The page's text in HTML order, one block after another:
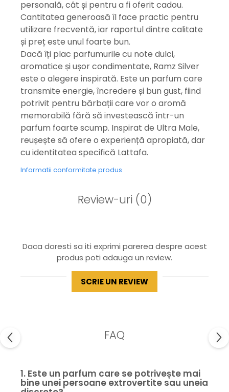
personală, cât și pentru a fi oferit cadou.
Cantitatea generoasă îl face practic pentru
utilizare frecventă, iar raportul dintre calitate
și preț este unul foarte bun.
Dacă îți plac parfumurile cu note dulci,
aromatice și ușor condimentate, Ramz Silver
este o alegere inspirată. Este un parfum care
transmite energie, încredere și bun gust, fiind
potrivit pentru bărbații care vor o aromă
memorabilă fără să investească într-un
parfum foarte scump. Inspirat de Ultra Male,
reușește să ofere o experiență apropiată, dar
cu identitatea specifică Lattafa.
Informatii conformitate produs
Review-uri (0)
Daca doresti sa iti exprimi parerea despre acest
produs poti adauga un review.
SCRIE UN REVIEW
FAQ
1. Este un parfum care se potrivește mai
bine unei persoane extrovertite sau uneia